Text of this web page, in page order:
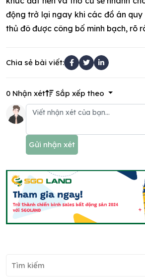
động trở lại ngay khi các đồ án
thủ đô được công bố minh bạch, rõ
Chia sẻ bài viết:
0 Nhận xét Sắp xếp theo
Gửi nhận xét